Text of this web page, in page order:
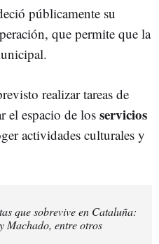
públicamente su
que permite que la
realizar tareas de
el espacio de los servicios
actividades culturales y
que sobrevive en Cataluña:
Machado, entre otros